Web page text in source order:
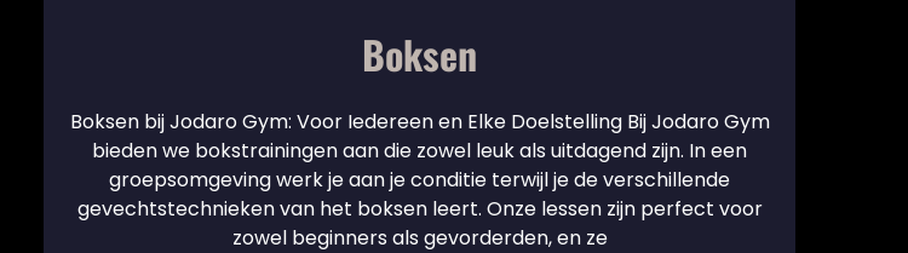
Boksen
Boksen bij Jodaro Gym: Voor Iedereen en Elke Doelstelling Bij Jodaro Gym
bieden we bokstrainingen aan die zowel leuk als uitdagend zijn. In een
groepsomgeving werk je aan je conditie terwijl je de verschillende
gevechtstechnieken van het boksen leert. Onze lessen zijn perfect voor
zowel beginners als gevorderden, en ze